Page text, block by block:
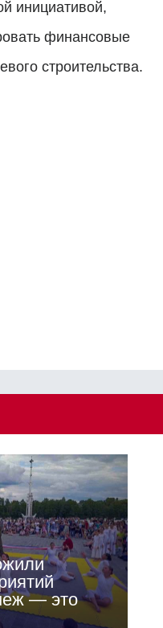
инициативой,
финансовые
строительства.
— это